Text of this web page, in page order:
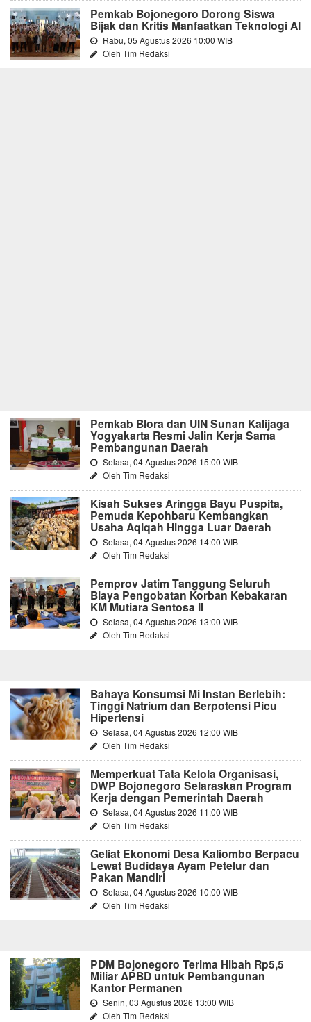
Pemkab Bojonegoro Dorong Siswa
Bijak dan Kritis Manfaatkan Teknologi AI
Rabu, 05 Agustus 2026 10:00 WIB
Oleh Tim Redaksi
Pemkab Blora dan UIN Sunan Kalijaga
Yogyakarta Resmi Jalin Kerja Sama
Pembangunan Daerah
Selasa, 04 Agustus 2026 15:00 WIB
Oleh Tim Redaksi
Kisah Sukses Aringga Bayu Puspita,
Pemuda Kepohbaru Kembangkan
Usaha Aqiqah Hingga Luar Daerah
Selasa, 04 Agustus 2026 14:00 WIB
Oleh Tim Redaksi
Pemprov Jatim Tanggung Seluruh
Biaya Pengobatan Korban Kebakaran
KM Mutiara Sentosa II
Selasa, 04 Agustus 2026 13:00 WIB
Oleh Tim Redaksi
Bahaya Konsumsi Mi Instan Berlebih:
Tinggi Natrium dan Berpotensi Picu
Hipertensi
Selasa, 04 Agustus 2026 12:00 WIB
Oleh Tim Redaksi
Memperkuat Tata Kelola Organisasi,
DWP Bojonegoro Selaraskan Program
Kerja dengan Pemerintah Daerah
Selasa, 04 Agustus 2026 11:00 WIB
Oleh Tim Redaksi
Geliat Ekonomi Desa Kaliombo Berpacu
Lewat Budidaya Ayam Petelur dan
Pakan Mandiri
Selasa, 04 Agustus 2026 10:00 WIB
Oleh Tim Redaksi
PDM Bojonegoro Terima Hibah Rp5,5
Miliar APBD untuk Pembangunan
Kantor Permanen
Senin, 03 Agustus 2026 13:00 WIB
Oleh Tim Redaksi